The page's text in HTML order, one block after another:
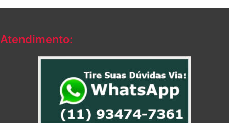
Atendimento: